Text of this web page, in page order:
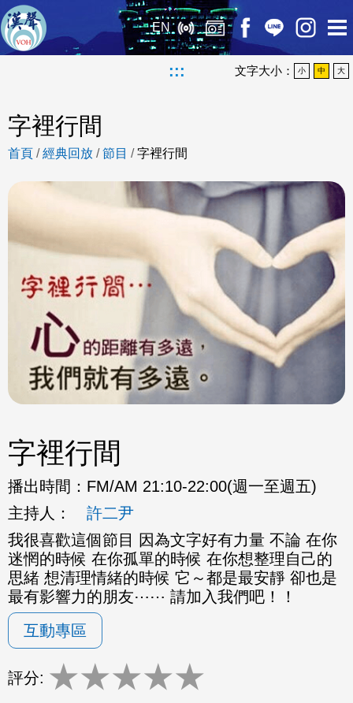
EN
::: 文字大小： 小 中 大
字裡行間
首頁 /經典回放 /節目 /字裡行間
字裡行間
播出時間： FM/AM 21:10-22:00(週一至週五)
主持人：
許二尹
我很喜歡這個節目 因為文字好有力量 不論 在你
迷惘的時候 在你孤單的時候 在你想整理自己的
思緒 想清理情緒的時候 它～都是最安靜 卻也是
最有影響力的朋友⋯⋯ 請加入我們吧！！
互動專區
評分: ★★★★★